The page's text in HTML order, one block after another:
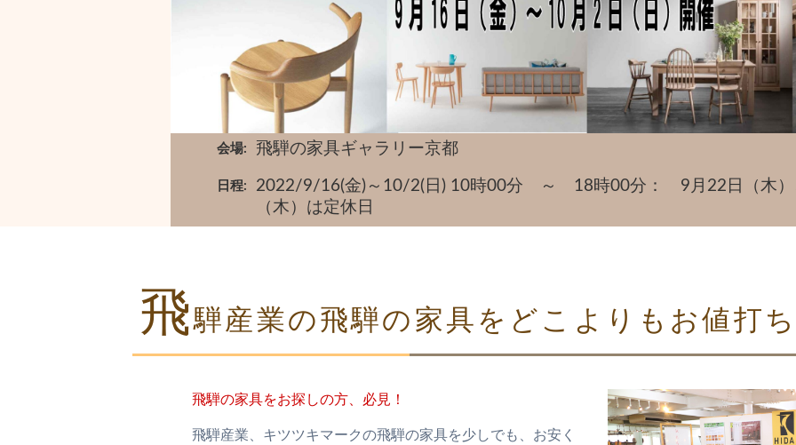
会場 飛騨の家具ギャラリー京都
日程
2022/9/16(金)～10/2(日) 10時00分 ～ 18時00分： 9月22日（木）
（木）は定休日
飛騨産業の飛騨の家具をどこよりもお値打
飛騨の家具をお探しの方、必見！
飛騨産業、キツツキマークの飛騨の家具を少しでも、お安く